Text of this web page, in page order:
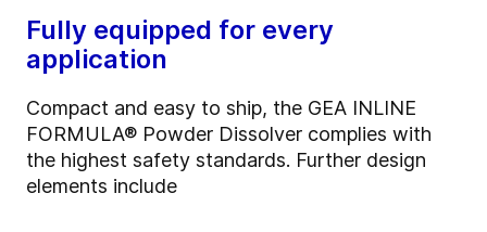
Fully equipped for every
application
Compact and easy to ship, the GEA INLINE
FORMULA® Powder Dissolver complies with
the highest safety standards. Further design
elements include